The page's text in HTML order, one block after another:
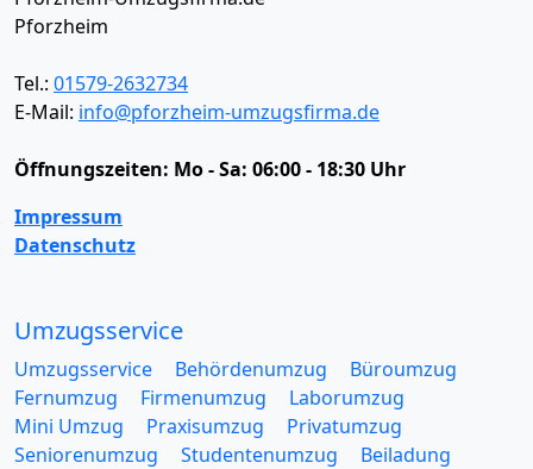
Pforzheim
Tel.: 01579-2632734
E-Mail: info@pforzheim-umzugsfirma.de
Öffnungszeiten: Mo - Sa: 06:00 - 18:30 Uhr
Impressum
Datenschutz
Umzugsservice
Umzugsservice Behördenumzug
Büroumzug
Fernumzug
Firmenumzug
Laborumzug
Mini Umzug
Praxisumzug
Privatumzug
Seniorenumzug
Studentenumzug
Beiladung